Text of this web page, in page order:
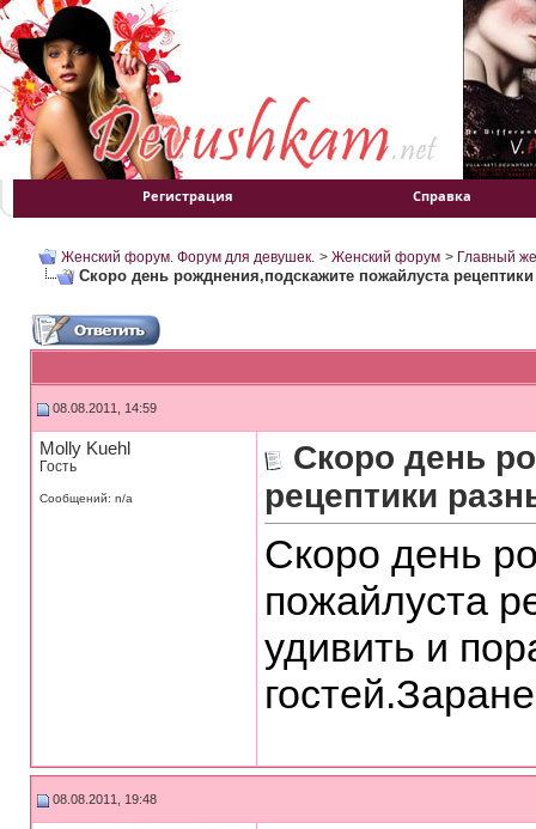
Регистрация Справка
Женский форум. Форум для девушек. > Женский форум > Главный
Скоро день рожднения,подскажите пожайлуста
08.08.2011, 14:59
Molly Kuehl
Гость
Сообщений: n/a
Скоро день
рецептики
Скоро день
пожайлуста
удивить и
08.08.2011, 19:48